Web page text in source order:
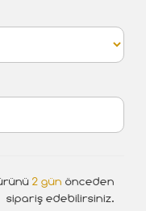
2 gün önceden
sipariş edebilirsiniz.